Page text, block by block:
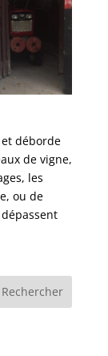
déborde
de vigne,
les
ou de